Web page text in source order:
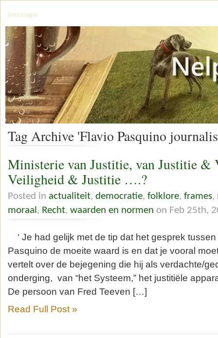
jerry mager
Tag Archive 'Flavio Pasquino
Ministerie van Justitie, van Justitie &
Veiligheid & Justitie ….?
Posted in actualiteit, democratie, folklore, frames,
moraal , Recht, waarden en normen on Feb 25th,
‘ Je had gelijk met de tip dat het gesprek
Pasquino de moeite waard is en dat je vooral
vertelt over de bejegening die hij als verdachte/
onderging, van “het Systeem,” het justitiële
De persoon van Fred Teeven […]
Read Full Post »